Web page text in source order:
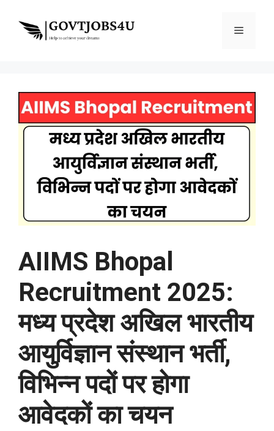
content
Menu
AIIMS Bhopal
Recruitment 2025:
मध्य प्रदेश अखिल भारतीय
आयुर्विज्ञान संस्थान भर्ती,
विभिन्न पदों पर होगा
आवेदकों का चयन